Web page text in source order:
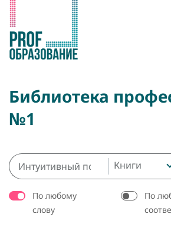
Библиотека
№1
Книги
По любому
слову
По